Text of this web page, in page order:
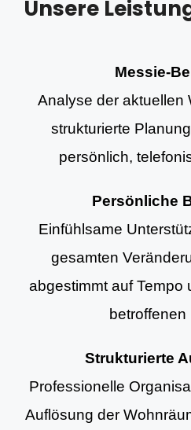
Unsere
Messie-
Analyse der aktuellen
strukturierte
persönlich,
Persönliche
Einfühlsame
gesamten
abgestimmt auf Tempo
betroffenen
Strukturierte
Professionelle
Auflösung der